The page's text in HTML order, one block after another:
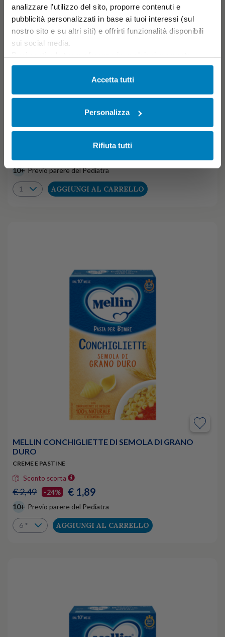
analizzare l’utilizzo del sito, proporre contenuti e
pubblicità personalizzati in base ai tuoi interessi (sul
nostro sito e su altri siti) e offrirti funzionalità disponibili
sui social media.
cliccando su Impostazioni dei cookie. Ulteriori
informazioni sono disponibili nellaCookie Policy
nella
Accetta tutti
Personalizza
Rifiuta tutti
SPECIAL BOX
€ 11,21
10+Previo parere del Pediatra
AGGIUNGI AL CARRELLO
MELLIN CONCHIGLIETTE DI SEMOLA DI GRANO
DURO
CREME E PASTINE
Sconto scorta
€ 2,49 -24% € 1,89
10+ Previo parere del Pediatra
AGGIUNGI AL CARRELLO